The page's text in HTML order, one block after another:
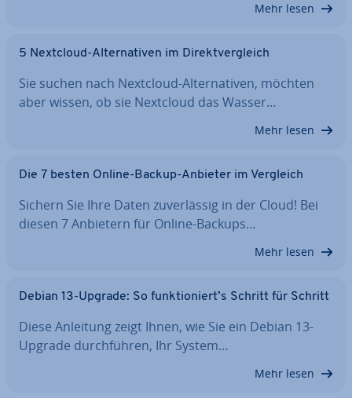
Mehr lesen
5 Nextcloud-Al­ter­na­ti­ven im Di­rekt­ver­gleich
Sie suchen nach Nextcloud-Al­ter­na­ti­ven, möchten
aber wissen, ob sie Nextcloud das Wasser…
Mehr lesen
Die 7 besten Online-Backup-Anbieter im Vergleich
Sichern Sie Ihre Daten zu­ver­läs­sig in der Cloud! Bei
diesen 7 Anbietern für Online-Backups…
Mehr lesen
Debian 13-Upgrade: So funk­tio­niert’s Schritt für Schritt
Diese Anleitung zeigt Ihnen, wie Sie ein Debian 13-
Upgrade durch­füh­ren, Ihr System…
Mehr lesen